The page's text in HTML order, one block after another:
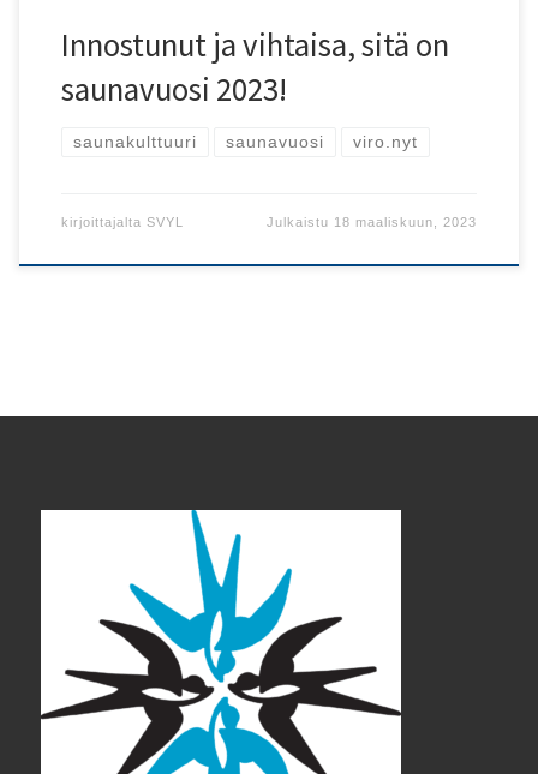
Innostunut ja vihtaisa, sitä on
saunavuosi 2023!
saunakulttuuri saunavuosi viro.nyt
kirjoittajalta SVYL Julkaistu 18 maaliskuun, 2023